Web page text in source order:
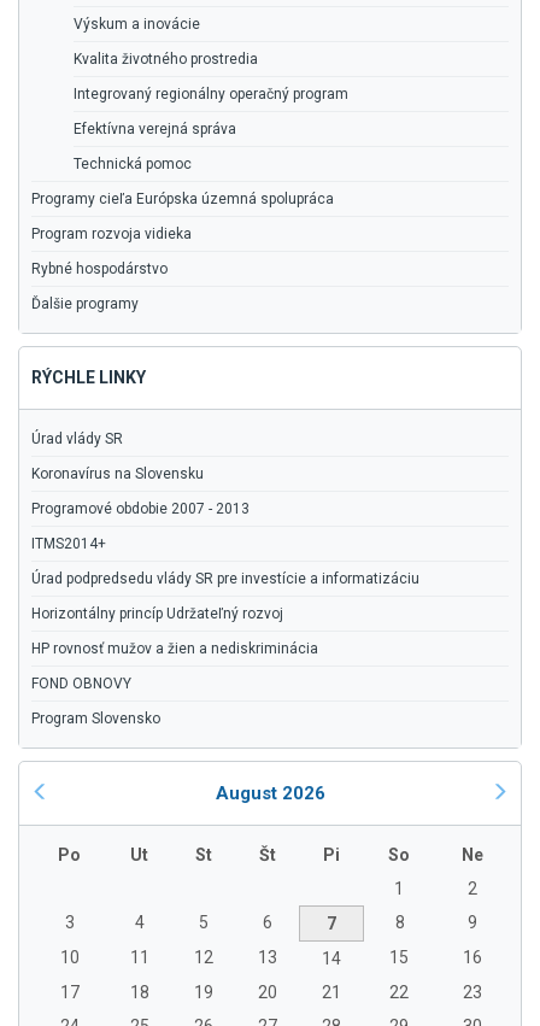
Výskum a inovácie
Kvalita životného prostredia
Integrovaný regionálny operačný program
Efektívna verejná správa
Technická pomoc
Programy cieľa Európska územná spolupráca
Program rozvoja vidieka
Rybné hospodárstvo
Ďalšie programy
RÝCHLE LINKY
Úrad vlády SR
Koronavírus na Slovensku
Programové obdobie 2007 - 2013
ITMS2014+
Úrad podpredsedu vlády SR pre investície a informatizáciu
Horizontálny princíp Udržateľný rozvoj
HP rovnosť mužov a žien a nediskriminácia
FOND OBNOVY
Program Slovensko
August 2026
Po Ut St Št Pi So
Ne
1
2
3
4 5 6 7 8
9
10
11 12 13 14 15
16
17
18 19 20 21 22
23